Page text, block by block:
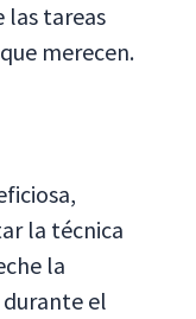
las tareas
merecen.
la técnica
la
el